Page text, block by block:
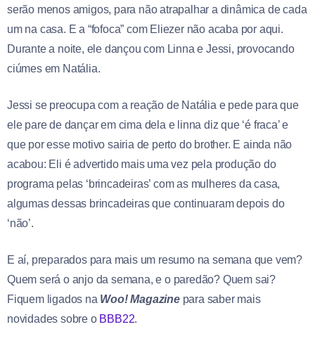
serão menos amigos, para não atrapalhar a dinâmica de cada
um na casa. E a “fofoca” com Eliezer não acaba por aqui.
Durante a noite, ele dançou com Linna e Jessi, provocando
ciúmes em Natália.
Jessi se preocupa com a reação de Natália e pede para que
ele pare de dançar em cima dela e linna diz que ‘é fraca’ e
que por esse motivo sairia de perto do brother. E ainda não
acabou: Eli é advertido mais uma vez pela produção do
programa pelas ‘brincadeiras’ com as mulheres da casa,
algumas dessas brincadeiras que continuaram depois do
‘não’.
E aí, preparados para mais um resumo na semana que vem?
Quem será o anjo da semana, e o paredão? Quem sai?
Fiquem ligados na Woo! Magazinepara saber mais
novidades sobre o BBB22.